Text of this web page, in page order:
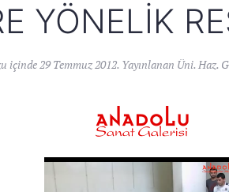
YÖNELIK
içinde29 Temmuz 2012. Yayınlanan Üni. Haz.